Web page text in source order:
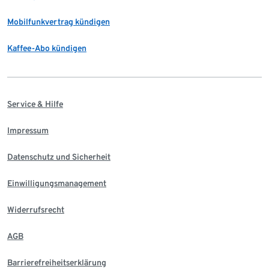
Mobilfunkvertrag kündigen
Kaffee-Abo kündigen
Service & Hilfe
Impressum
Datenschutz und Sicherheit
Einwilligungsmanagement
Widerrufsrecht
AGB
Barrierefreiheitserklärung